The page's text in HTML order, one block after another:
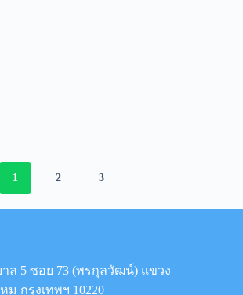
1 2 3
ล 5 ซอย 73 (พรกุลวัฒน์) แขวง
ม กรุงเทพฯ 10220